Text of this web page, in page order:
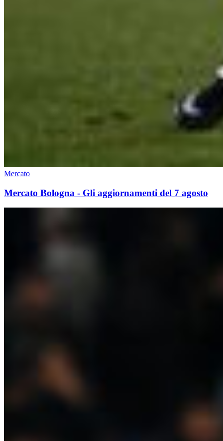
Mercato
Mercato Bologna - Gli aggiornamenti del 7 agosto